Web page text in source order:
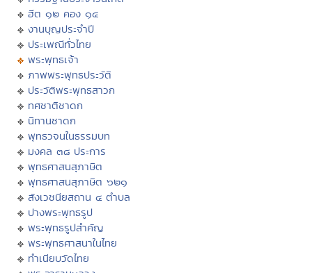
ฮีต ๑๒ คอง ๑๔
งานบุญประจำปี
ประเพณีทั่วไทย
พระพุทธเจ้า
ภาพพระพุทธประวัติ
ประวัติพระพุทธสาวก
ทศชาติชาดก
นิทานชาดก
พุทธวจนในธรรมบท
มงคล ๓๘ ประการ
พุทธศาสนสุภาษิต
พุทธศาสนสุภาษิต ๖๒๑
สังเวชนียสถาน ๔ ตำบล
ปางพระพุทธรูป
พระพุทธรูปสำคัญ
พระพุทธศาสนาในไทย
ทำเนียบวัดไทย